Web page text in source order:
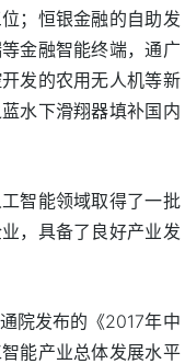
；恒银金融的自助发
金融智能终端，通广
发的农用无人机等新
水下滑翔器填补国内
智能领域取得了一批
，具备了良好产业发
院发布的《2017年中
能产业总体发展水平